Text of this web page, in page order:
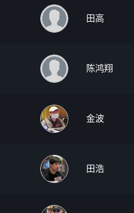
田高
陈鸿翔
金波
田浩